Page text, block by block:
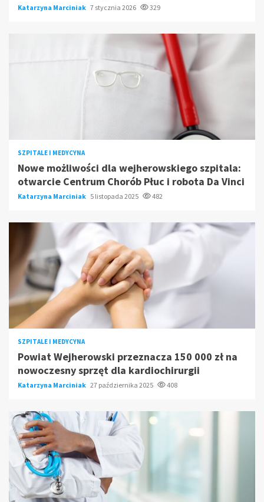
Katarzyna Marciniak 7 stycznia 2026 329
SZPITALE I MEDYCYNA
Nowe możliwości dla wejherowskiego szpitala:
otwarcie Centrum Chorób Płuc i robota Da Vinci
Katarzyna Marciniak 5 listopada 2025 482
SZPITALE I MEDYCYNA
Powiat Wejherowski przeznacza 150 000 zł na
nowoczesny sprzęt dla kardiochirurgii
Katarzyna Marciniak 27 października 2025 408